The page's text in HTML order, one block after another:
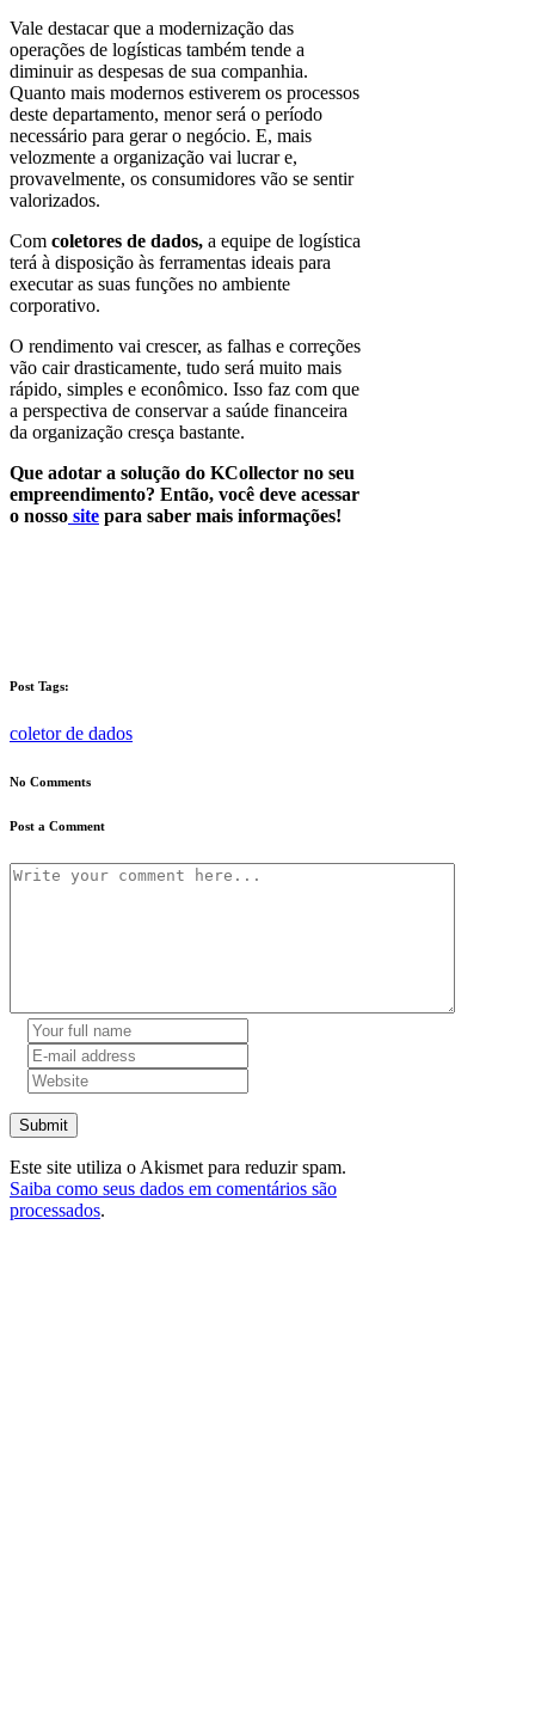
Vale destacar que a modernização das
operações de logísticas também tende a
diminuir as despesas de sua companhia.
Quanto mais modernos estiverem os processos
deste departamento, menor será o período
necessário para gerar o negócio. E, mais
velozmente a organização vai lucrar e,
provavelmente, os consumidores vão se sentir
valorizados.
Com coletores de dados, a equipe de logística
terá à disposição às ferramentas ideais para
executar as suas funções no ambiente
corporativo.
O rendimento vai crescer, as falhas e correções
vão cair drasticamente, tudo será muito mais
rápido, simples e econômico. Isso faz com que
a perspectiva de conservar a saúde financeira
da organização cresça bastante.
Que adotar a solução do KCollector no seu
empreendimento? Então, você deve acessar
o nosso site para saber mais informações!
Post Tags:
coletor de dados
No Comments
Post a Comment
Submit
Este site utiliza o Akismet para reduzir spam.
Saiba como seus dados em comentários são
processados.